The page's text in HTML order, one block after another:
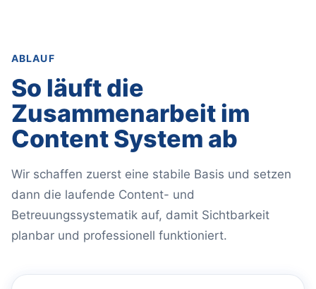
ABLAUF
So läuft die
Zusammenarbeit im
Content System ab
Wir schaffen zuerst eine stabile Basis und setzen
dann die laufende Content- und
Betreuungssystematik auf, damit Sichtbarkeit
planbar und professionell funktioniert.